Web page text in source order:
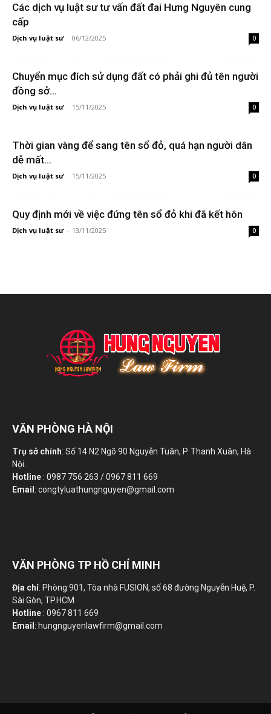
Các dịch vụ luật sư tư vấn đất đai Hưng Nguyên cung
cấp
Dịch vụ luật sư - 06/12/2025 0
Chuyển mục đích sử dụng đất có phải ghi đủ tên người
đồng sở...
Dịch vụ luật sư - 15/11/2025 0
Thời gian vàng để sang tên sổ đỏ, quá hạn người dân
dễ mất...
Dịch vụ luật sư - 15/11/2025 0
Quy định mới về việc đứng tên sổ đỏ khi đã kết hôn
Dịch vụ luật sư - 13/11/2025 0
VĂN PHÒNG HÀ NỘI
Trụ sở chính: Số 14 N2 Ngõ 90 Nguyễn Tuân, P. Thanh Xuân, Hà
Nội.
Hotline : 0987 756 263 / 0967 811 669
Email : congtyluathungnguyen@gmail.com
VĂN PHÒNG TP HỒ CHÍ MINH
Địa chỉ: Phòng 901, Tòa nhà FUSION, số 68 đường Nguyễn Huệ, P.
Sài Gòn, TP.HCM
Hotline : 0967 811 669
Email : hungnguyenlawfirm@gmail.com